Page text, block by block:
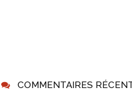
COMMENTAIRES